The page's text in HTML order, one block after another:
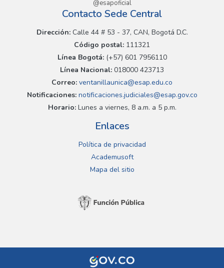
@esapoficial
Contacto Sede Central
Dirección:Calle 44 # 53 - 37, CAN, Bogotá D.C.
Código postal: 111321
Línea Bogotá:(+57) 601 7956110
Línea Nacional: 018000 423713
Correo: ventanillaunica@esap.edu.co
Notificaciones:notificaciones.judiciales@esap.gov.co
Horario:Lunes a viernes, 8 a.m. a 5 p.m.
Enlaces
Política de privacidad
Academusoft
Mapa del sitio